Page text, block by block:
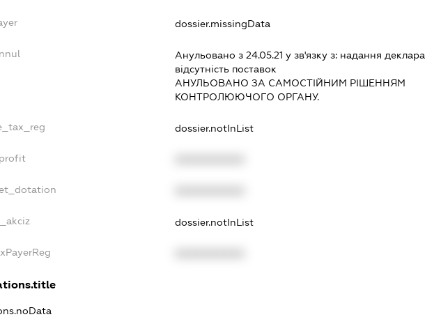
dossier.missingData
Анульовано з 24.05.21 у зв'язку з: надання
вiдсутнiсть поставок
АНУЛЬОВАНО ЗА САМОСТIЙНИМ РIШЕННЯМ
КОНТРОЛЮЮЧОГО ОРГАНУ.
dossier.notInList
dossier.notInList